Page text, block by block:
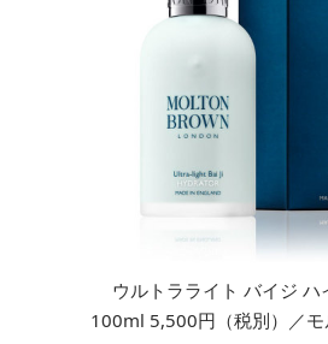
ウルトラライト バイジ ハ
100ml 5,500円（税別）／